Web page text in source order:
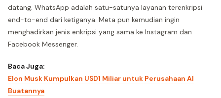
datang. WhatsApp adalah satu-satunya layanan terenkripsi
end-to-end dari ketiganya. Meta pun kemudian ingin
menghadirkan jenis enkripsi yang sama ke Instagram dan
Facebook Messenger.
Baca Juga:
Elon Musk Kumpulkan USD1 Miliar untuk Perusahaan AI
Buatannya